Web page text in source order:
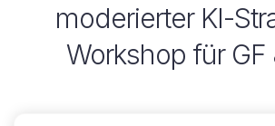
moderierter KI-
Workshop für GF